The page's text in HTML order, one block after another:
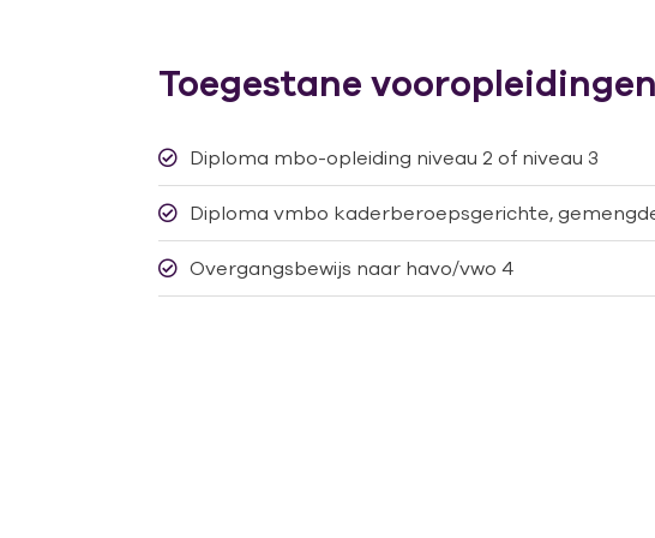
Toegestane vooropleidingen
Diploma mbo-opleiding niveau 2 of niveau 3
Diploma vmbo kaderberoepsgerichte,
Overgangsbewijs naar havo/vwo 4